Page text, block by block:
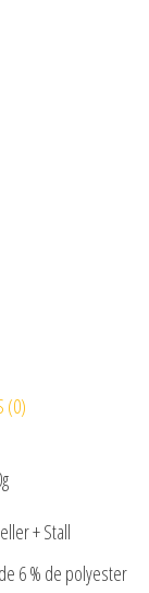
(0)
+ Stall
6 % de polyester